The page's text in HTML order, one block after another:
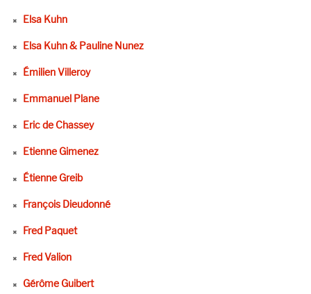
Elsa Kuhn
Elsa Kuhn & Pauline Nunez
Émilien Villeroy
Emmanuel Plane
Eric de Chassey
Etienne Gimenez
Étienne Greib
François Dieudonné
Fred Paquet
Fred Valion
Gérôme Guibert